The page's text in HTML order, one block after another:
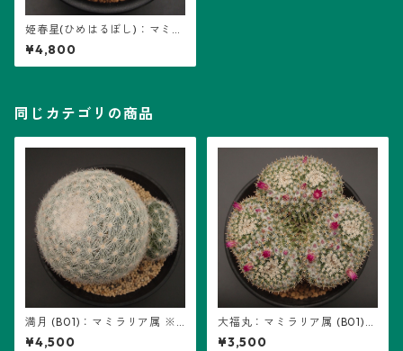
姫春星(ひめはるぼし)：マミラ
リア属 (B02)
¥4,800
同じカテゴリの商品
満月 (B01)：マミラリア属 ※
実生
¥4,500
大福丸：マミラリア属 (B01)
※実生
¥3,500